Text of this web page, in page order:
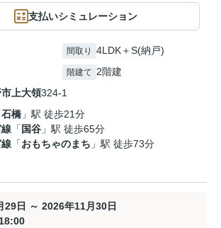
支払いシミュレーション
間取り 4LDK＋S(納戸)
階建て 2階建
上大領324-1
石橋 」駅 徒歩21分
「 国谷 」駅 徒歩65分
「おもちゃのまち 」駅 徒歩73分
29日 ～ 2026年11月30日